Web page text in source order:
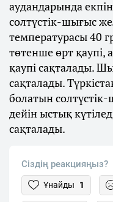
аудандарында
солтүстік-шығыс
температурасы 40
төтенше өрт
қаупі сақталады.
сақталады.
болатын
дейін ыстық
сақталады.
Сіздің реакцияңыз?
Ұнайды 1